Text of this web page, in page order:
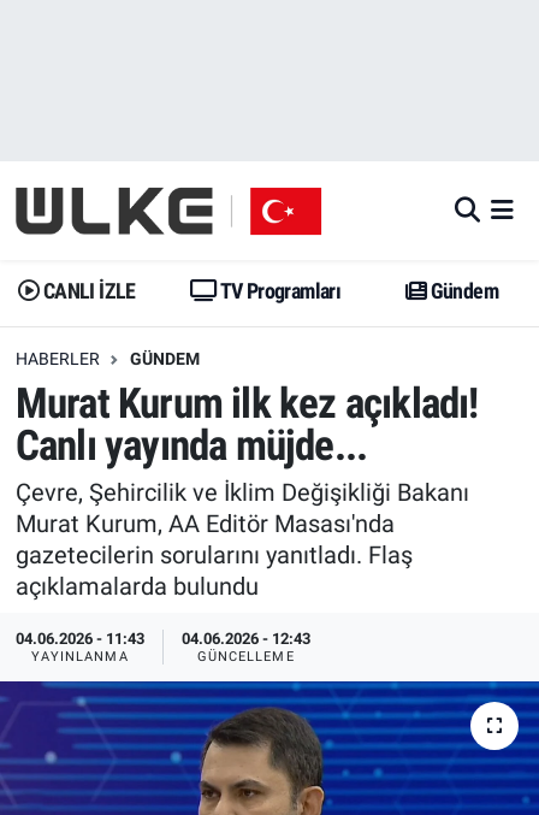
CANLI İZLE TV Programları Gündem
HABERLER GÜNDEM
Murat Kurum ilk kez açıkladı!
Canlı yayında müjde...
Çevre, Şehircilik ve İklim Değişikliği Bakanı
Murat Kurum, AA Editör Masası'nda
gazetecilerin sorularını yanıtladı. Flaş
açıklamalarda bulundu
04.06.2026 - 11:43
YAYINLANMA
04.06.2026 - 12:43
GÜNCELLEME
Gündem
Dünya
Erişim Bilgileri
Ekonomi
Trend
Özel Haberler
Yazarlar
Gündem
Trend
Erişim Bilgileri
Spor
Ekonomi
Dünya
Medya
Özel Haberler
Kadın
İstanbul Namaz Vakitleri
Trafik Durumu
Erişim Bilgileri
Tüm Manşetler
Son Dakika Haberleri
Haber Arşivi